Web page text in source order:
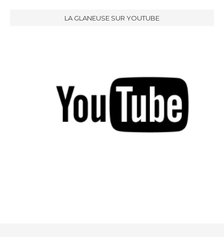
LA GLANEUSE SUR YOUTUBE